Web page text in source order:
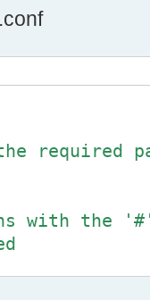
required
with the